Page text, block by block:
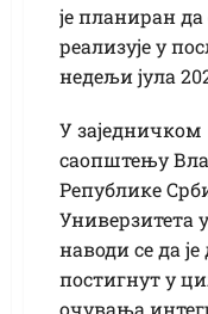
је планиран да
реализује у
недељи јула
У заједничком
саопштењу
Републике
Универзитета
наводи се да је
постигнут у
очувања